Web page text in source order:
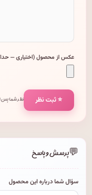
عکس از محصول (اختیاری — حداکثر ۶ عکس، هر کدام تا ۳
⭐ ثبت نظر نظر شما پس
💬پرسش و پاسخ
سؤال شما درباره این محصول